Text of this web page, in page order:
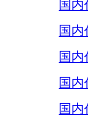
国
国
国
国
国内